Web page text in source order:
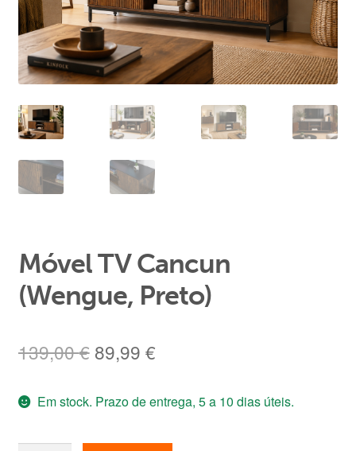
Área de Cliente
Móvel TV Cancun
(Wengue, Preto)
139,00€ O
original
era:
89,99 €O
atual
é:
Em stock. Prazo de entrega, 5 a 10 dias úteis.